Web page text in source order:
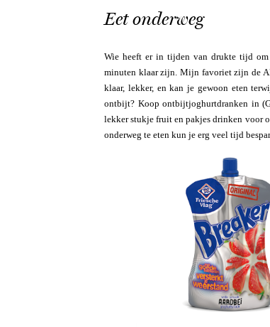
Eet onderweg
Wie heeft er in tijden van drukte tijd
minuten klaar zijn. Mijn favoriet zijn de
klaar, lekker, en kan je gewoon eten
ontbijt? Koop ontbijtjoghurtdranken in
lekker stukje fruit en pakjes drinken voor
onderweg te eten kun je erg veel tijd